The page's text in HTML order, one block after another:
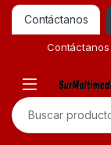
Contáctanos
Contáctanos
Buscar por: